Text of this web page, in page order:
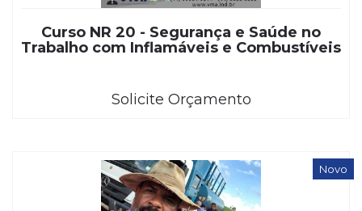
Curso NR 20 - Segurança e Saúde no
Trabalho com Inflamáveis e Combustíveis
Solicite Orçamento
Novo